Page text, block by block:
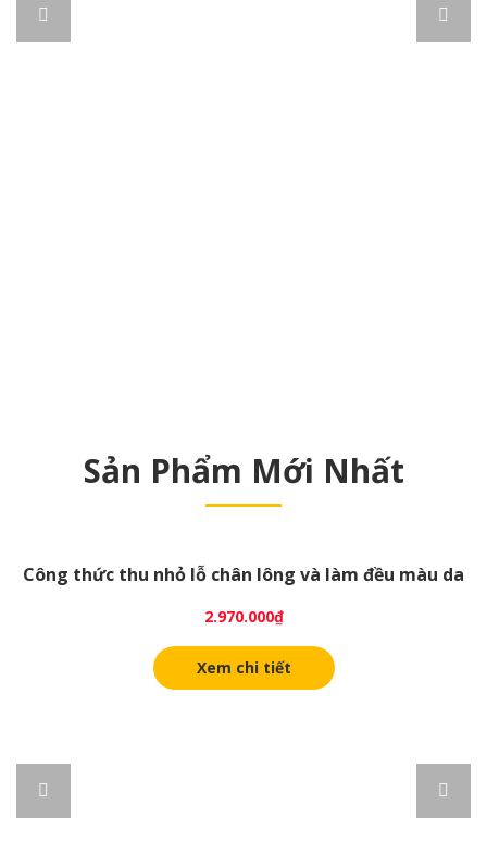
Sản Phẩm Mới Nhất
Công thức thu nhỏ lỗ chân lông và làm đều màu da
2.970.000₫
Xem chi tiết